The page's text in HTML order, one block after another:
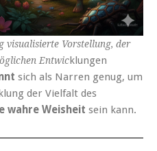
visualisierte Vorstellung, der
Entwicklungen
sich als Narren genug, um
der Vielfalt des
wahre Weisheit sein kann.